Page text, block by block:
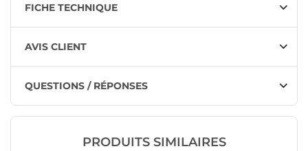
FICHE TECHNIQUE
AVIS CLIENT
QUESTIONS / RÉPONSES
PRODUITS SIMILAIRES